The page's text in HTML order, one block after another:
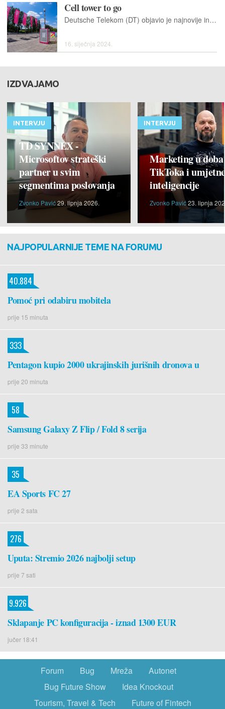
Cell tower to go
Deutsche Telekom (DT) objavio je najnovije informacije o napretku svog mobilnog odašiljača, prikazanom na događaju Digital X u Njemačkoj prošlog rujna
16. siječnja 2024.
IZDVAJAMO
INTERVJU
TD SYNNEX -
Microsoftov strateški
partner u svim
segmentima poslovanja
Zvonko Pavić29. lipnja 2026.
INTERVJU
Marketing u doba
TikToka i umjetne
inteligencije
Zvonko Pavić23. lipnja
NAJPOPULARNIJE TEME NA FORUMU
Pomoć pri odabiru mobitela
prije 15 minuta
40.884
Pentagon kupio 2000 ukrajinskih jurišnih dronova u
prije 20 minuta
333
Samsung Galaxy Z Flip / Fold 8 serija
prije 33 minute
58
EA Sports FC 27
prije 2 sata
35
Uputa: Stremio 2026 najbolji setup
prije 7 sati
276
Sklapanje PC konfiguracija - iznad 1300 EUR
jučer 18:41
9.926
Forum Bug Mreža
Autonet
Bug Future Show
Idea Knockout
Tourism, Travel & Tech
Future of Fintech